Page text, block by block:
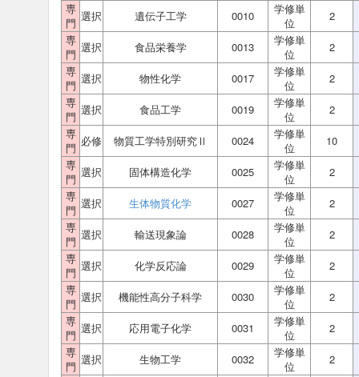
専
門 選択 遺伝子工学 0010
学修単
位
2
専
門 選択 食品栄養学 0013
学修単
位
2
専
門 選択 物性化学 0017
学修単
位
2
専
門 選択 食品工学 0019
学修単
位
2
専
門 必修 物質工学特別研究Ⅱ 0024
学修単
位
10
専
門 選択 固体構造化学 0025
学修単
位
2
専
門 選択 生体物質化学 0027
学修単
位
2
専
門 選択 輸送現象論 0028
学修単
位
2
専
門 選択 化学反応論 0029
学修単
位
2
専
門 選択 機能性高分子科学 0030
学修単
位
2
専
門 選択 応用電子化学 0031
学修単
位
2
専
門 選択 生物工学 0032
学修単
位
2